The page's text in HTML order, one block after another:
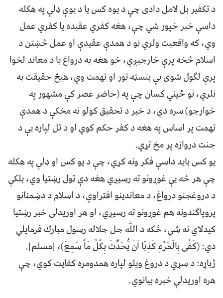
د تکفير بل لامل دادی چې د يوه کس يا د يوې ډلې په هکله
داسې خبر خپور شي چې، هغه کفري عقيده يا کفري عمل
وي، که واقعيت ولري نو د همدې عقيدې او عمل څښتن د
اسلام څخه پرې خارجيږي، خو هغه به درواغ يا د معاند لخوا
پرې لګول شوی بې بنسټه تور او تهمت وي، هیڅ حقیقت به
نلري، نو ځيني کسان چې په (حاضر عصر کې مشهور په
خوارجو) سره دي، د خبر د تحقيق کولو نه مخکې د همدې
تهمت پر اساس په هغه د کفر حکم کوي او د تل لپاره يې د
جنت دروازه پر مخ تړي.
يو کس بايد داسې فکر ونه کړي، چې د يو کس او ډلې په هکله
چې هر څه يې غوږونو ته رسيږي هغه دې ټول رښتيا وي، بلکې
د دروغجنو درواغ، د معاندينو افتراوې، د اسلام د دښمنانو
پروپاګندونه هم غوږونو ته رسيږي، او هر اوريدلی خبر رښتیا
کيدلاي نه شي، ځکه د اللّٰه جل جلاله رسول مبارك فرمايلي
دي: (کَفٰی بِالْمَرْءِ کَذِبََا اَنْ يُّحَدِّثَ بِکُلِّ مَاُ سَمِعَ)، [مسلم].
ژباړه: د سړي د دروغ ويلو لپاره همدومره کفایت کوي، چې
هره اوريدلې خبره بيانوي.